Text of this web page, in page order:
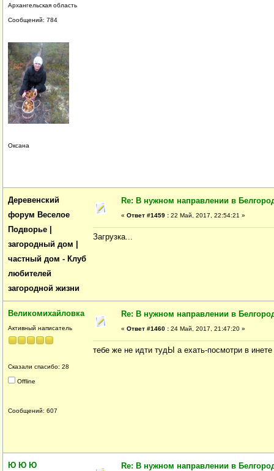
Архангельская область
Сообщений: 784
Оксана
Деревенский
форум Веселое
Подворье |
загородный дом |
частный дом - Клуб
любителей
загородной жизни
Re: В нужном направлении в
« Ответ #1459 : 22 Май, 2017, 22:54:21 »
Загрузка...
Великомихайловка
Активный написатель
Сказали спасибо: 28
Offline
Сообщений: 607
Re: В нужном направлении в
« Ответ #1460 : 24 Май, 2017, 21:47:20 »
тебе же не идти тудЫ а ехать-посмотри в инете
Ю Ю Ю Re: В нужном направлении в